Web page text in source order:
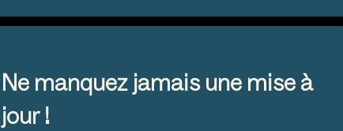
Ne manquez jamais une mise à
jour !